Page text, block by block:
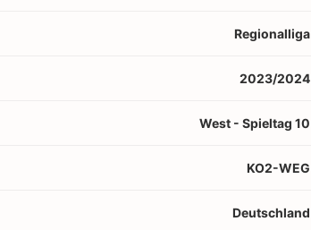
Regionalliga
2023/2024
West - Spieltag 10
KO2-WEG
Deutschland